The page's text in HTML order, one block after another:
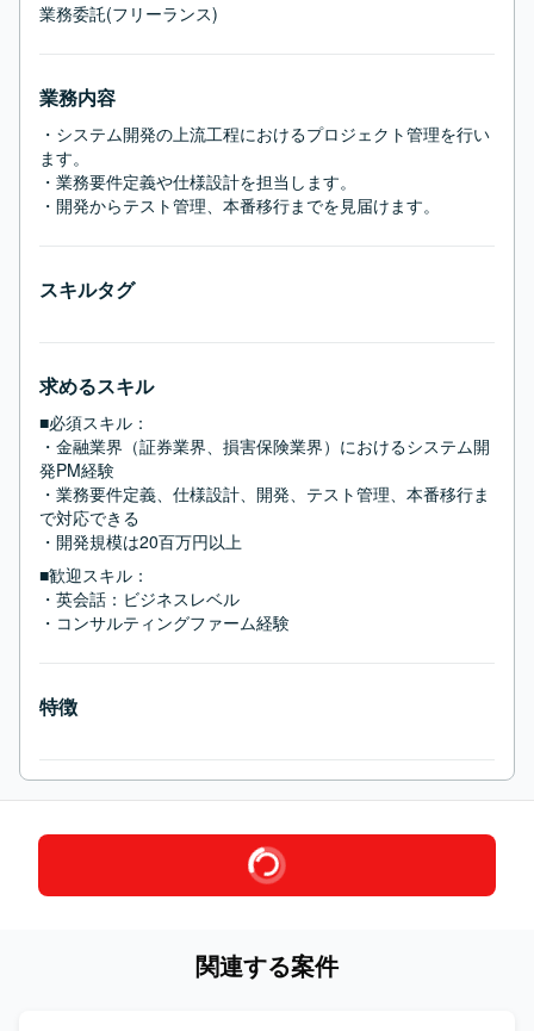
業務委託(フリーランス)
業務内容
・システム開発の上流工程におけるプロジェクト管理を行い
ます。
・業務要件定義や仕様設計を担当します。
・開発からテスト管理、本番移行までを見届けます。
スキルタグ
求めるスキル
■必須スキル：
・金融業界（証券業界、損害保険業界）におけるシステム開
発PM経験
・業務要件定義、仕様設計、開発、テスト管理、本番移行ま
で対応できる
・開発規模は20百万円以上
■歓迎スキル：
・英会話：ビジネスレベル
・コンサルティングファーム経験
特徴
関連する案件